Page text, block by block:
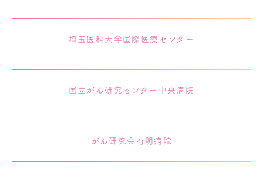
埼玉医科大学国際医療センター
国立がん研究センター中央病院
がん研究会有明病院